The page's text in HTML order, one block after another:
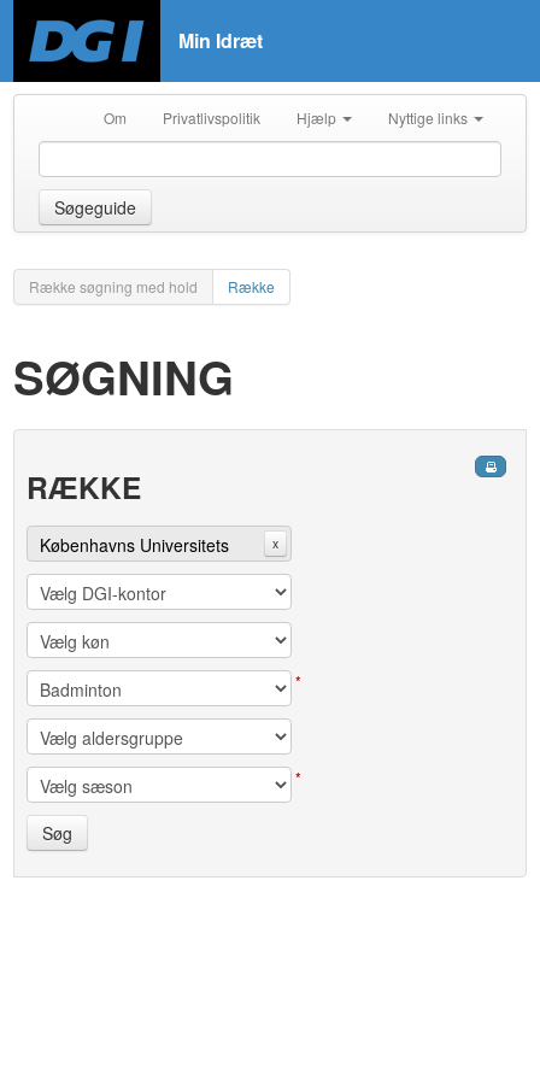
Min Idræt
Om Privatlivspolitik Hjælp Nyttige links
Søgeguide
Række søgning med hold Række
SØGNING
RÆKKE
Københavns Universitets
Studenteridræt, KSI
x
*
*